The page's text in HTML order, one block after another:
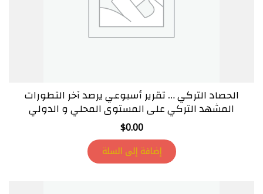
الحصاد التركي … تقرير أسبوعي يرصد آخر التطورات
المشهد التركي على المستوى المحلي و الدولي
$0.00
إضافة إلى السلة